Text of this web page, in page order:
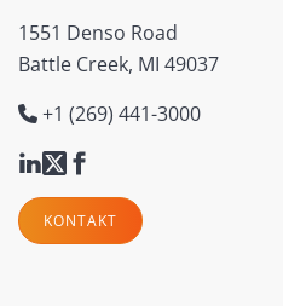
1551 Denso Road
Battle Creek, MI 49037
+1 (269) 441-3000
KONTAKT